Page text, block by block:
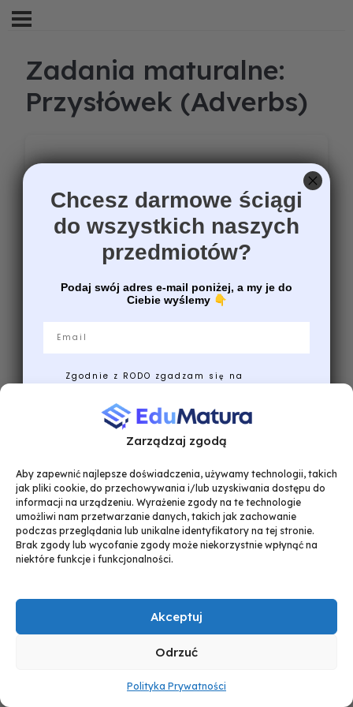
Zarządzaj zgodą
Aby zapewnić najlepsze doświadczenia, używamy technologii, takich
jak pliki cookie, do przechowywania i/lub uzyskiwania dostępu do
informacji na urządzeniu. Wyrażenie zgody na te technologie
umożliwi nam przetwarzanie danych, takich jak zachowanie
podczas przeglądania lub unikalne identyfikatory na tej stronie.
Brak zgody lub wycofanie zgody może niekorzystnie wpłynąć na
niektóre funkcje i funkcjonalności.
Akceptuj
Odrzuć
Polityka Prywatności
Zadania maturalne:
Przysłówek (Adverbs)
Chcesz darmowe ściągi
do wszystkich naszych
przedmiotów?
Podaj swój adres e-mail poniżej, a my je do
Ciebie wyślemy 👇
Zgodnie z RODO zgadzam się na
Matura do przesyłania informacji o
nowościach i maturze.
Nie, dziękuję, poradzę sobie bez nich